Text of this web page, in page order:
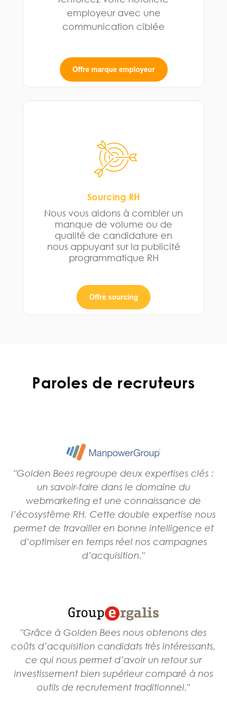
employeur avec une
communication ciblée
Sourcing RH
Nous vous aidons à combler un
manque de volume ou de
qualité de candidature en
nous appuyant sur la publicité
programmatique RH
Paroles de recruteurs
"Golden Bees regroupe deux expertises clés :
un savoir-faire dans le domaine du
webmarketing et une connaissance de
l’écosystème RH. Cette double expertise nous
permet de travailler en bonne intelligence et
d’optimiser en temps réel nos campagnes
d’acquisition."
"Grâce à Golden Bees nous obtenons des
coûts d’acquisition candidats très intéressants,
ce qui nous permet d’avoir un retour sur
investissement bien supérieur comparé à nos
outils de recrutement traditionnel."